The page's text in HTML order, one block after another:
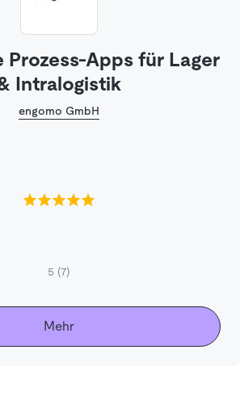
Prozess-Apps für Lager
Intralogistik
engomo GmbH
5 (7)
Mehr